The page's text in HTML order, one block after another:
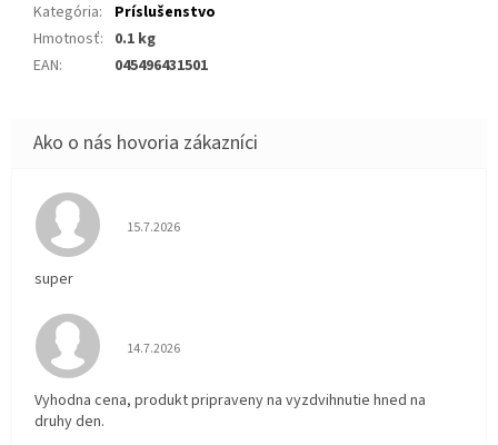
Kategória:
Príslušenstvo
Hmotnosť: 0.1 kg
EAN: 045496431501
Hodnotenie obchodu je 5 z 5 hviezdičiek.
15.7.2026
super
Hodnotenie obchodu je 5 z 5 hviezdičiek.
14.7.2026
Vyhodna cena, produkt pripraveny na vyzdvihnutie hned na
druhy den.